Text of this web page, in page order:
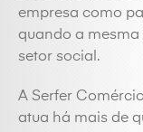
empresa como
quando a mesma
setor social.
A Serfer
atua há mais de